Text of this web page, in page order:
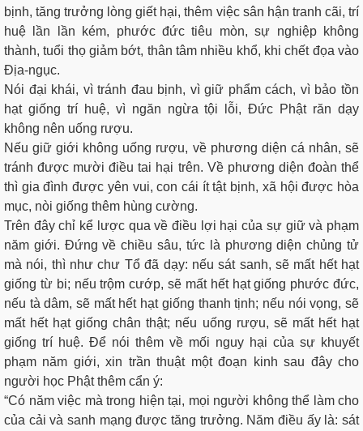
bịnh, tăng trưởng lòng giết hại, thêm việc sân hận tranh cãi, trí
huệ lần lần kém, phước đức tiêu mòn, sự nghiệp không
thành, tuổi thọ giảm bớt, thân tâm nhiều khổ, khi chết đọa vào
Địa-ngục.
Nói đại khái, vì tránh đau bịnh, vì giữ phẩm cách, vì bảo tồn
hạt giống trí huệ, vì ngăn ngừa tội lỗi, Đức Phật răn dạy
không nên uống rượu.
Nếu giữ giới không uống rượu, về phương diện cá nhân, sẽ
tránh được mười điều tai hại trên. Về phương diện đoàn thể
thì gia đình được yên vui, con cái ít tật bịnh, xã hội được hòa
mục, nòi giống thêm hùng cường.
Trên đây chỉ kể lược qua về điều lợi hại của sự giữ và phạm
năm giới. Ðứng về chiều sâu, tức là phương diện chủng tử
mà nói, thì như chư Tổ đã dạy: nếu sát sanh, sẽ mất hết hạt
giống từ bi; nếu trộm cướp, sẽ mất hết hạt giống phước đức,
nếu tà dâm, sẽ mất hết hạt giống thanh tịnh; nếu nói vọng, sẽ
mất hết hạt giống chân thật; nếu uống rượu, sẽ mất hết hạt
giống trí huệ. Ðể nói thêm về mối nguy hại của sự khuyết
phạm năm giới, xin trần thuật một đoạn kinh sau đây cho
người học Phật thêm cẩn ý:
“Có năm việc mà trong hiện tại, mọi người không thể làm cho
của cải và sanh mạng được tăng trưởng. Năm điều ấy là: sát